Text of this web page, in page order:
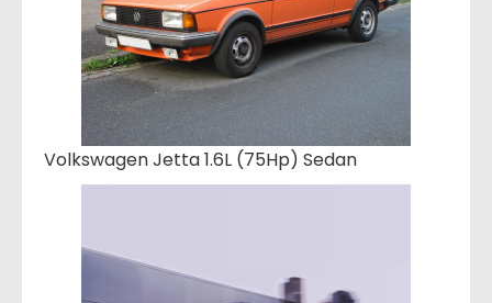
Volkswagen Jetta 1.6L (75Hp) Sedan